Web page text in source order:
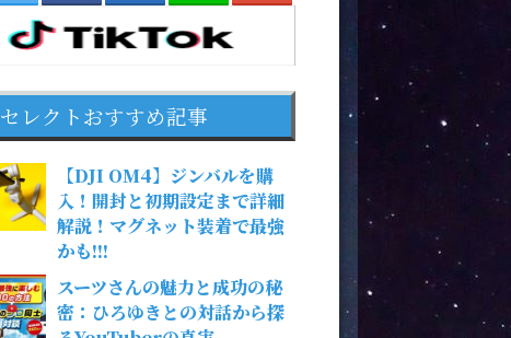
セレクトおすすめ記事
【DJI OM4】ジンバルを購
入！開封と初期設定まで詳細
解説！マグネット装着で最強
かも!!!
スーツさんの魅力と成功の秘
密：ひろゆきとの対話から探